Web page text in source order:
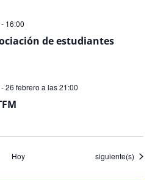
de estudiantes
- 16:00
-26 febrero a las 21:00
Hoy Eventos
siguiente(s)